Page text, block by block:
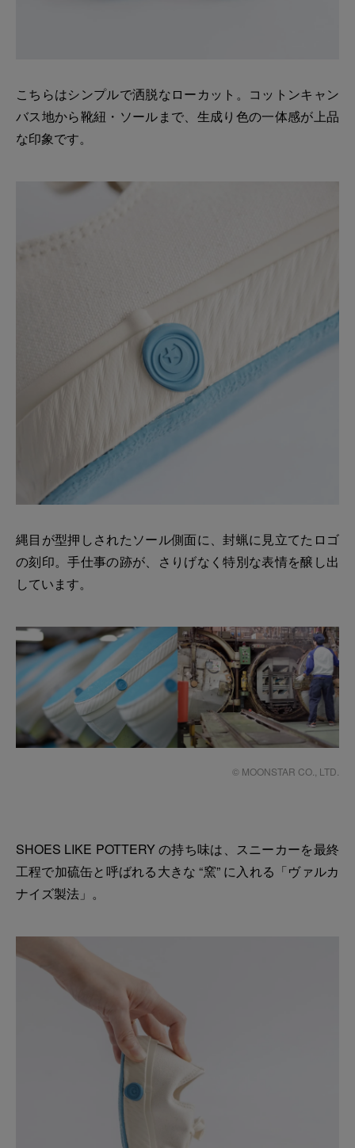
こちらはシンプルで洒脱なローカット。コットンキャン
バス地から靴紐・ソールまで、生成り色の一体感が上品
な印象です。
縄目が型押しされたソール側面に、封蝋に見立てたロゴ
の刻印。手仕事の跡が、さりげなく特別な表情を醸し出
しています。
© MOONSTAR CO., LTD.
SHOES LIKE POTTERY の持ち味は、スニーカーを最終
工程で加硫缶と呼ばれる大きな “窯” に入れる「ヴァルカ
ナイズ製法」。